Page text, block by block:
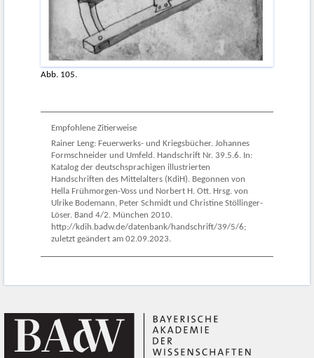
Abb. 105.
Empfohlene Zitierweise
Rainer Leng: Feuerwerks- und Kriegsbücher. Johannes
Formschneider und Umfeld. Handschrift Nr. 39.5.6. In:
Katalog der deutschsprachigen illustrierten
Handschriften des Mittelalters (KdiH). Begonnen von
Hella Frühmorgen-Voss und Norbert H. Ott. Hrsg. von
Ulrike Bodemann, Peter Schmidt und Christine Stöllinger-
Löser. Band 4/2. München 2010.
http://kdih.badw.de/datenbank/handschrift/39/5/6;
zuletzt geändert am 02.09.2023.